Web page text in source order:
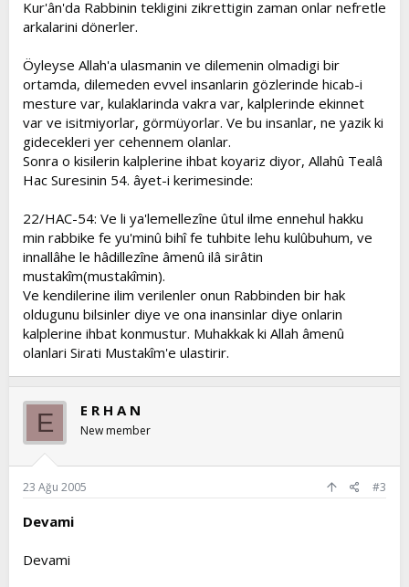
Kur'ân'da Rabbinin tekligini zikrettigin zaman onlar nefretle
arkalarini dönerler.
Öyleyse Allah'a ulasmanin ve dilemenin olmadigi bir
ortamda, dilemeden evvel insanlarin gözlerinde hicab-i
mesture var, kulaklarinda vakra var, kalplerinde ekinnet
var ve isitmiyorlar, görmüyorlar. Ve bu insanlar, ne yazik ki
gidecekleri yer cehennem olanlar.
Sonra o kisilerin kalplerine ihbat koyariz diyor, Allahû Tealâ
Hac Suresinin 54. âyet-i kerimesinde:
22/HAC-54: Ve li ya'lemellezîne ûtul ilme ennehul hakku
min rabbike fe yu'minû bihî fe tuhbite lehu kulûbuhum, ve
innallâhe le hâdillezîne âmenû ilâ sirâtin
mustakîm(mustakîmin).
Ve kendilerine ilim verilenler onun Rabbinden bir hak
oldugunu bilsinler diye ve ona inansinlar diye onlarin
kalplerine ihbat konmustur. Muhakkak ki Allah âmenû
olanlari Sirati Mustakîm'e ulastirir.
E E R H A N
New member
23 Ağu 2005 #3
Devami
Devami